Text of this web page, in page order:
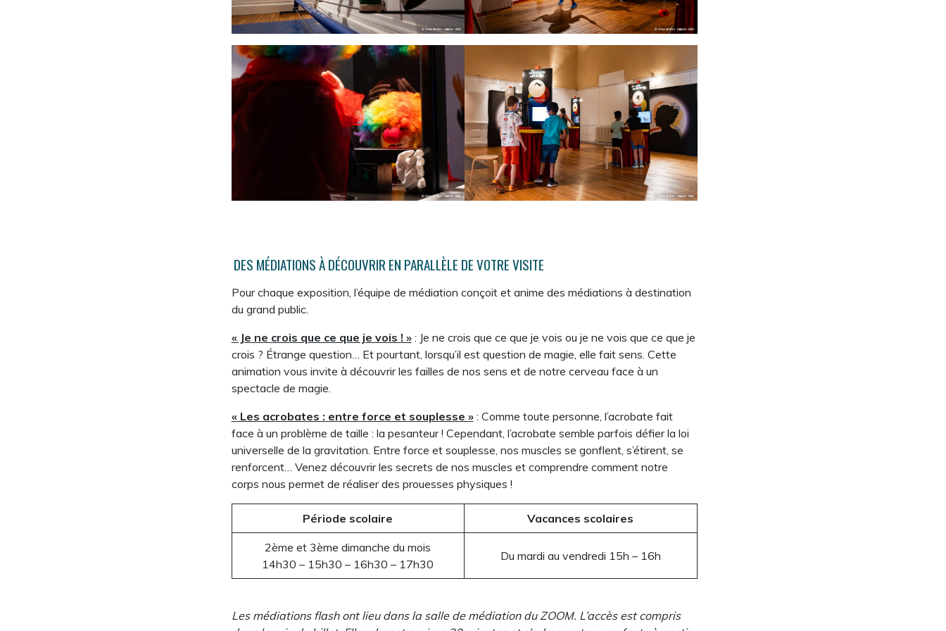
DES MÉDIATIONS À DÉCOUVRIR EN PARALLÈLE DE VOTRE VISITE
Pour chaque exposition, l’équipe de médiation conçoit et anime des médiations à destination
du grand public.
« Je ne crois que ce que je vois ! »: Je ne crois que ce que je vois ou je ne vois que ce que je
crois ? Étrange question… Et pourtant, lorsqu’il est question de magie, elle fait sens. Cette
animation vous invite à découvrir les failles de nos sens et de notre cerveau face à un
spectacle de magie.
« Les acrobates : entre force et souplesse »: Comme toute personne, l’acrobate fait
face à un problème de taille : la pesanteur ! Cependant, l’acrobate semble parfois défier la loi
universelle de la gravitation. Entre force et souplesse, nos muscles se gonflent, s’étirent, se
renforcent… Venez découvrir les secrets de nos muscles et comprendre comment notre
corps nous permet de réaliser des prouesses physiques !
Période scolaire Vacances scolaires
2ème et 3ème dimanche du mois
14h30 – 15h30 – 16h30 – 17h30
Du mardi au vendredi 15h – 16h
Les médiations flash ont lieu dans la salle de médiation du ZOOM. L’accès est compris